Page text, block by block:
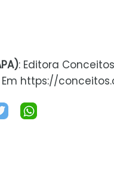
: Editora
https://